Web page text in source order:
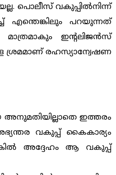
പൊലീസ് വകുപ്പില്‍നിന്ന്
എന്തെങ്കിലും പറയുന്നത്
ഇന്‍റലിജന്‍സ്
ശ്രമമാണ് രഹസ്യാന്വേഷണ
അനുമതിയില്ലാതെ ഇത്തരം
വകുപ്പ് കൈകാര്യം
അദ്ദേഹം ആ വകുപ്പ്